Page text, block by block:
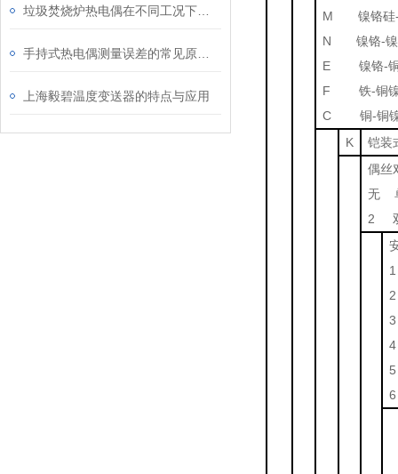
上海毅碧温度变送器的特点与应用
M 镍铬硅-
N 镍铬-
E 镍铬-
F 铁-铜
C 铜-铜
K
铠装
偶丝
无
2